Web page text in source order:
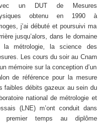
un DUT de Mesures
obtenu en 1990 à
j’ai débuté et poursuivi ma
jusqu’alors, dans le domaine
la métrologie, la science des
Les cours du soir au Cnam
mémoire sur la conception d’un
de référence pour la mesure
faibles débits gazeux au sein du
national de métrologie et
(LNE) m’ont conduit dans
premier temps au diplôme